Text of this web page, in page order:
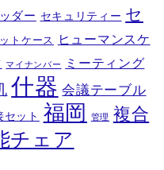
ダー セキュリティー セ
トケース
ヒューマンスケ
マイナンバー
ミーティング
什器 会議テーブル
セット 福岡 管理 複合
チェア